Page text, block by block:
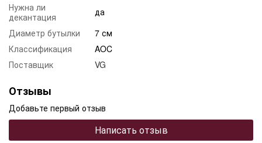
Нужна ли
декантация
да
Диаметр бутылки
7 см
Классификация
AOC
Поставщик
VG
Отзывы
Добавьте первый отзыв
Написать отзыв